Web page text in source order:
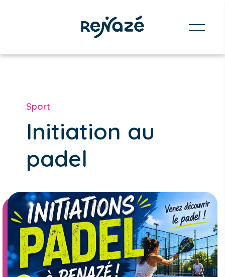
Sport
Initiation au
padel